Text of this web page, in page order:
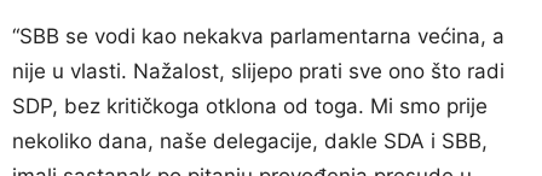
“SBB se vodi kao nekakva parlamentarna većina, a
nije u vlasti. Nažalost, slijepo prati sve ono što radi
SDP, bez kritičkoga otklona od toga. Mi smo prije
nekoliko dana, naše delegacije, dakle SDA i SBB,